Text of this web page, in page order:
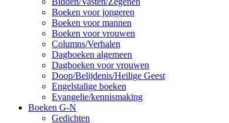
Boeken voor jongeren
Boeken voor mannen
Boeken voor vrouwen
Columns/Verhalen
Dagboeken algemeen
Dagboeken voor vrouwen
Doop/Belijdenis/Heilige Geest
Engelstalige boeken
Evangelie/kennismaking
Boeken G-N
Gedichten